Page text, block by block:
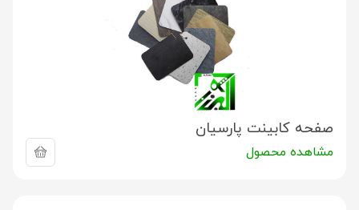
صفحه کابینت پارسیان
مشاهده محصول